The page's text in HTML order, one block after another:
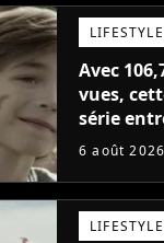
LIFESTYLE
Avec
vues,
série
l'histoire
6 août 2026
LIFESTYLE